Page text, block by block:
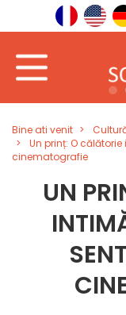
Bine ati venit
Un prinț: O
cinematografie
UN